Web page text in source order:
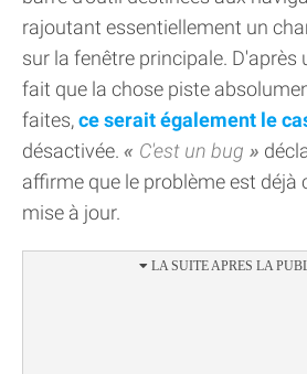
rajoutant essentiellement un
sur la fenêtre principale. D'après
fait que la chose piste
faites,ce serait également le
désactivée.
C'est un bug
affirme que le problème est déjà
mise à jour.